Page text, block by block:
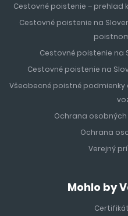
Cestovné poistenie – prehlad
Cestovné poistenie na
Cestovné poistenie na
Cestovné poistenie na
Všeobecné poistné
Ochrana
Ochrana
Verejný
Mohlo by